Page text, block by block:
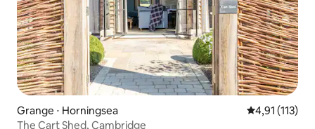
Grange ⋅ Horningsea Évaluation
4,91 (113)
The Cart Shed, Cambridge